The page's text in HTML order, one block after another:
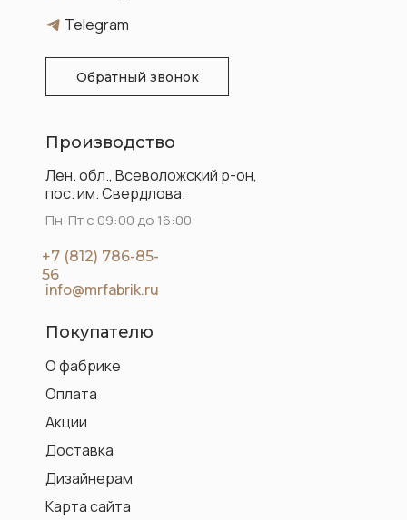
Акции
Оплата
Доставка
О фабрике
Производство
Покупателю
+7 (812) 786-85-
56
Пн-Пт с 09:00 до 16:00
Карта сайта
Дизайнерам
Telegram
Лен. обл., Всеволожский р-он,
пос. им. Свердлова.
info@mrfabrik.ru
Обратный звонок